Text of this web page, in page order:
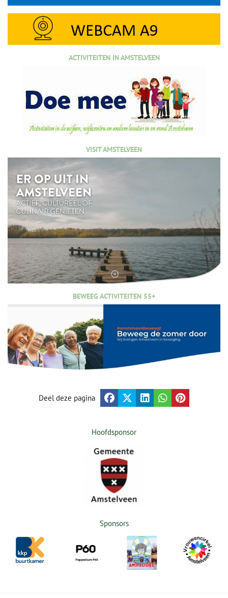
ACTIVITEITEN IN AMSTELVEEN
VISIT AMSTELVEEN
BEWEEG ACTIVITEITEN 55+
Deel deze pagina
Hoofdsponsor
Sponsors